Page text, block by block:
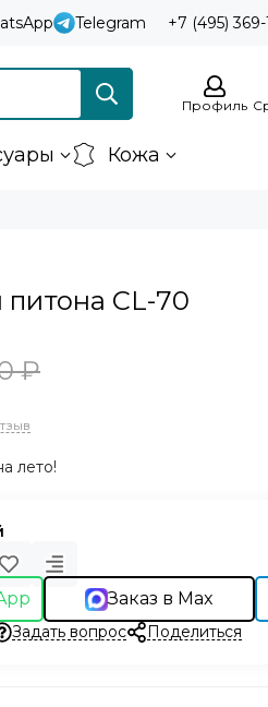
Telegram +7 (495) 369-
Профиль
Кожа
питона CL-70
₽
лето!
Заказ в Max
Задать вопрос Поделиться